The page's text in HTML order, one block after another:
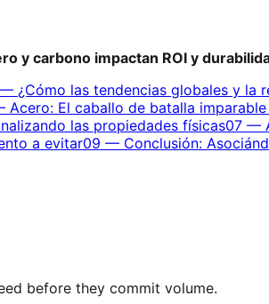
y carbono impactan ROI y
— ¿Cómo las tendencias globales y la
Acero: El caballo de batalla
las propiedades físicas07 —
a evitar09 — Conclusión:
before they commit volume.